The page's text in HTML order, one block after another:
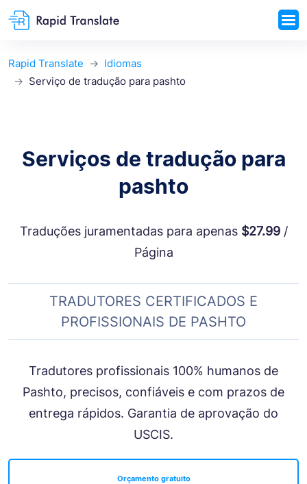
Rapid Translate
Idiomas
Serviço de tradução para pashto
Serviços de tradução para
pashto
Traduções juramentadas para apenas $27.99/
Página
TRADUTORES CERTIFICADOS E
PROFISSIONAIS DE PASHTO
Tradutores profissionais 100% humanos de
Pashto, precisos, confiáveis e com prazos de
entrega rápidos. Garantia de aprovação do
USCIS.
Orçamento gratuito